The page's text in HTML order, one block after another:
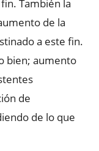
También la
de la
a este fin.
bien; aumento
de
de lo que